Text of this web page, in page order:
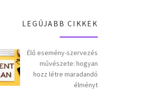
LEGÚJABB CIKKEK
Élő esemény-szervezés
művészete: hogyan
hozz létre maradandó
élményt